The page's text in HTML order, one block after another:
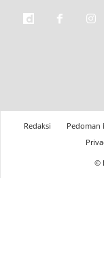
Redaksi Pedoman
©